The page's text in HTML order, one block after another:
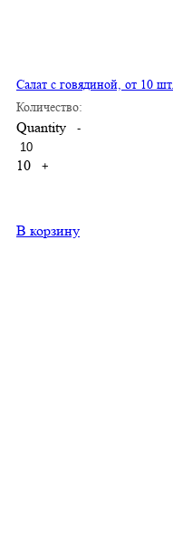
Салат с говядиной, от 10 шт.
Количество:
Quantity -
10 +
В корзину